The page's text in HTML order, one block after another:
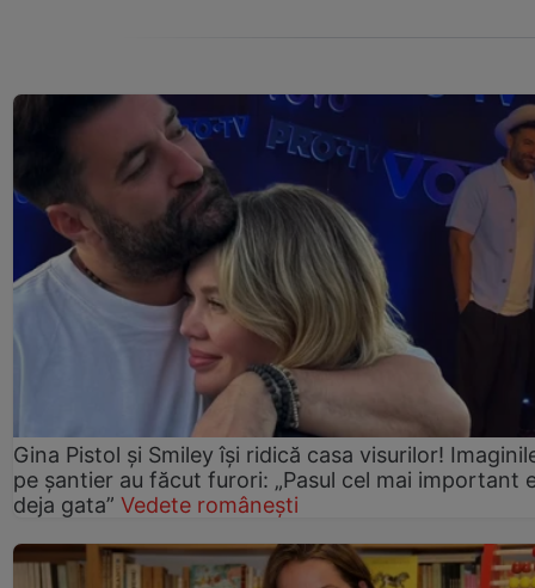
Gina Pistol și Smiley își ridică casa visurilor!
pe șantier au făcut furori: „Pasul cel mai important
deja gata” Vedete românești